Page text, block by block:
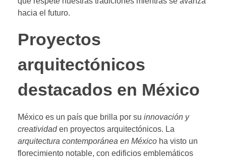
hacia el futuro.
Proyectos
arquitectónicos
destacados en México
México es un país que brilla por su innovación y
creatividaden proyectos arquitectónicos. La
arquitectura contemporánea en México ha visto un
florecimiento notable, con edificios emblemáticos